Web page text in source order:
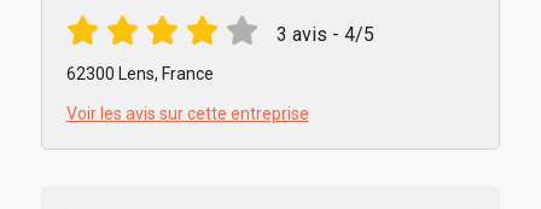
3 avis - 4/5
62300 Lens, France
Voir les avis sur cette entreprise